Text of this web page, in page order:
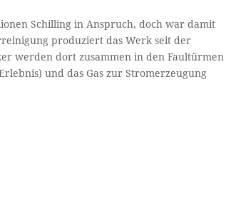
Schilling in Anspruch, doch war damit
produziert das Werk seit der
werden dort zusammen in den Faultürmen
und das Gas zur Stromerzeugung